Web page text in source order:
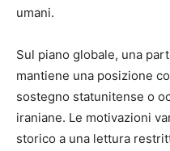
umani.
Sul piano globale, una
mantiene una posizione
sostegno statunitense o
iraniane. Le motivazioni
storico a una lettura